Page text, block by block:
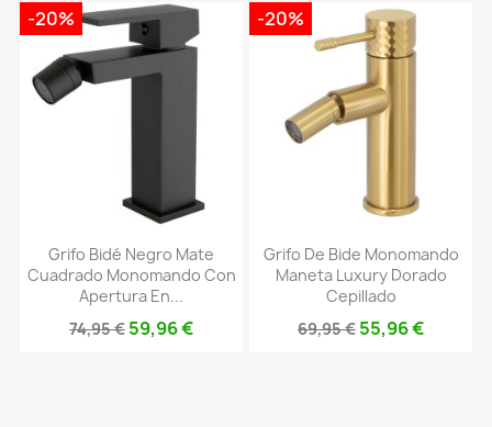
Grifo Bidé Negro Mate
Cuadrado Monomando Con
Apertura En...
74,95 € 59,96 €
-20%
Grifo De Bide Monomando
Maneta Luxury Dorado
Cepillado
69,95 € 55,96 €
-20%